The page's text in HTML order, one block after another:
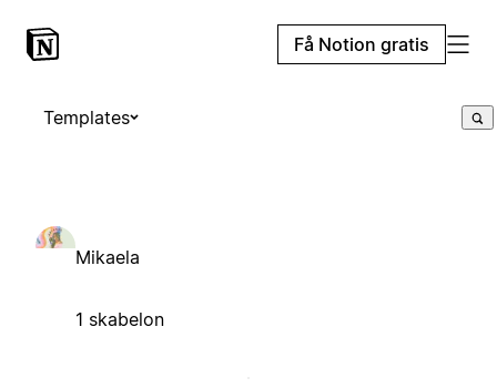
Få Notion gratis
Templates
Mikaela
1 skabelon